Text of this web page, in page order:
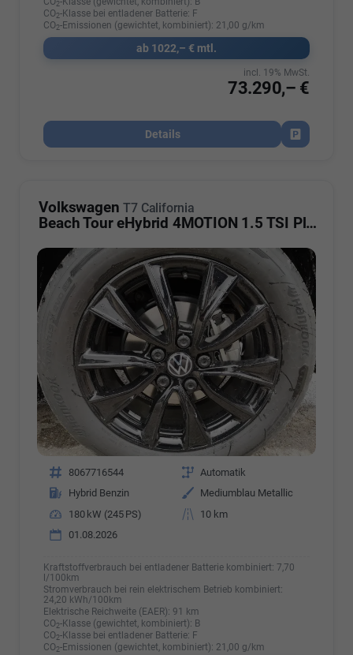
2
CO2-Klasse bei entladener Batterie: F
CO2-Emissionen (gewichtet, kombiniert): 21,00 g/km
ab 1022,– € mtl.
73.290,– €
incl. 19% MwSt.
Details
Fahrzeug
Volkswagen T7 California
Beach Tour eHybrid 4MOTION 1.5 TSI Plus ArtVelour
Fahrzeugnr. 8067716544 Getriebe Automatik
Kraftstoff
Hybrid Benzin Außenfarbe
Mediumblau Metallic
Leistung
180 kW (245 PS) Kilometerstand
10 km
01.08.2026
Kraftstoffverbrauch bei entladener Batterie kombiniert:7,70
l/100km
Stromverbrauch bei rein elektrischem Betrieb kombiniert:
24,20 kWh/100km
Elektrische Reichweite (EAER): 91 km
CO2-Klasse (gewichtet, kombiniert): B
CO2-Klasse bei entladener Batterie: F
CO2-Emissionen (gewichtet, kombiniert): 21,00 g/km